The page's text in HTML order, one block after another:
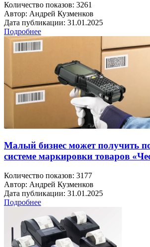
Количество показов: 3261
Автор: Андрей Кузменков
Дата публикации: 31.01.2025
Подробнее
Малый бизнес может получить
системе маркировки товаров
Количество показов: 3177
Автор: Андрей Кузменков
Дата публикации: 31.01.2025
Подробнее